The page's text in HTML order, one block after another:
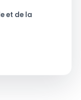
et de la